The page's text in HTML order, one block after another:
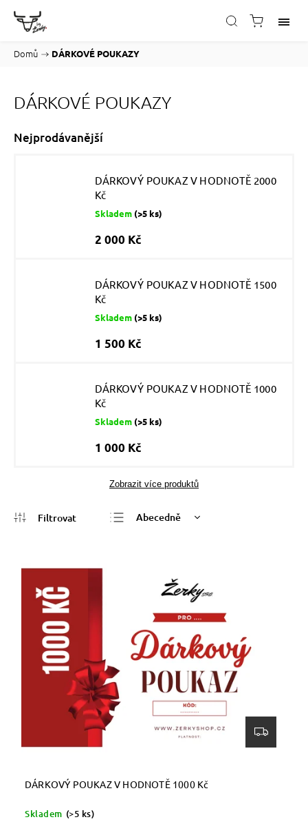
Domů / DÁRKOVÉ POUKAZY
DÁRKOVÉ POUKAZY
Nejprodávanější
DÁRKOVÝ POUKAZ V HODNOTĚ 2000
Kč
Skladem (>5 ks)
2 000 Kč
DÁRKOVÝ POUKAZ V HODNOTĚ 1500
Kč
Skladem (>5 ks)
1 500 Kč
DÁRKOVÝ POUKAZ V HODNOTĚ 1000
Kč
Skladem (>5 ks)
1 000 Kč
Zobrazit více produktů
Abecedně
Nejprodávanější
DÁRKOVÝ POUKAZ V HODNOTĚ 1000 Kč
Skladem (>5 ks)